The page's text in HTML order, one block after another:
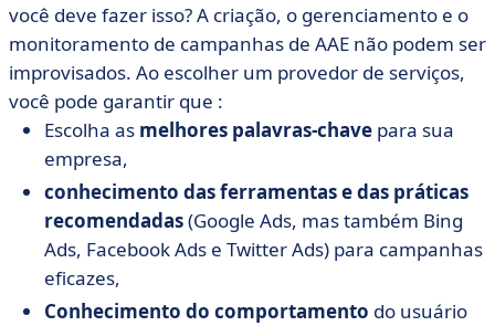
você deve fazer isso? A criação, o gerenciamento e o
monitoramento de campanhas de AAE não podem ser
improvisados. Ao escolher um provedor de serviços,
você pode garantir que :
Escolha as melhores palavras-chave para sua
empresa,
conhecimento das ferramentas e das práticas
recomendadas(Google Ads, mas também Bing
Ads, Facebook Ads e Twitter Ads) para campanhas
eficazes,
Conhecimento do comportamento do usuário